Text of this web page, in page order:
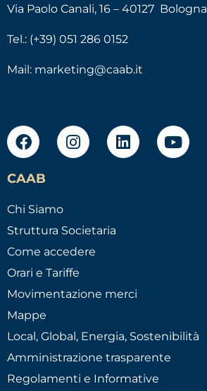
Via Paolo Canali, 16 – 40127 Bologna
Tel.: (+39) 051 286 0152
Mail: marketing@caab.it
CAAB
Chi Siamo
Struttura Societaria
Come accedere
Orari e Tariffe
Movimentazione merci
Mappe
Local, Global, Energia, Sostenibilità
Amministrazione trasparente
Regolamenti e Informative